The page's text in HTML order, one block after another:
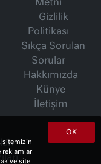
Metni
Gizlilik
Politikası
Sıkça Sorulan
Sorular
Hakkımızda
Künye
İletişim
OK
sitemizin
ve site